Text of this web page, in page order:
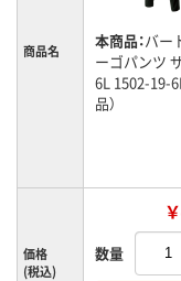
商品名 本商品：バー
ーゴパンツ
6L 1502-19-
品）
価格
(税込)
数量